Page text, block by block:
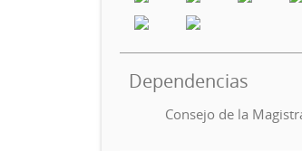
Dependencias
Consejo de la